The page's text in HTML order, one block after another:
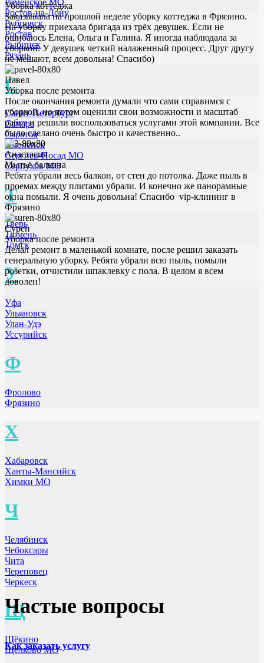
Раменское МО
Ростов-на-Дону
Рубцовск
Ростов
Рыбинск
Рязань
С
Санкт-Петербург
Самара
Саратов
Смоленск
Сергиев-Посад МО
Серпухов МО
Т
Тверь
Тюмень
Томск
У
Уфа
Ульяновск
Улан-Удэ
Уссурийск
Ф
Фролово
Фрязино
Х
Хабаровск
Ханты-Мансийск
Химки МО
Ч
Челябинск
Чебоксары
Чита
Череповец
Черкеск
Щ
Щёкино
Щёлково МО
Уборка коттеджа
Заказывала на прошлой неделе уборку коттеджа в Фрязино.
На уборку приехала бригада из трёх девушек. Если не
ошибаюсь Елена, Ольга и Галина. Я иногда наблюдала за
уборкой. У девушек четкий налаженный процесс. Друг другу
не мешают, всем довольна! Спасибо)
Павел
Уборка после ремонта
После окончания ремонта думали что сами справимся с
уборкой, но потом оценили свои возможности и масштаб
работ и решили воспользоваться услугами этой компании. Все
было сделано очень быстро и качественно..
Анастасия
Мытьё балкона
Ребята убрали весь балкон, от стен до потолка. Даже пыль в
проемах между плитами убрали. И конечно же панорамные
окна помыли. Я очень довольна! Спасибо vip-клининг в
Фрязино
Сурен
Уборка после ремонта
Делал ремонт в маленькой комнате, после решил заказать
генеральную уборку. Ребята убрали всю пыль, помыли
розетки, отчистили шпаклевку с пола. В целом я всем
доволен!
Частые вопросы
Как заказать услугу